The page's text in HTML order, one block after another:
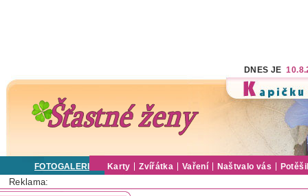
DNES JE
FOTOGALERIE Karty Zvířátka Vaření Naštvalo vás
Reklama: